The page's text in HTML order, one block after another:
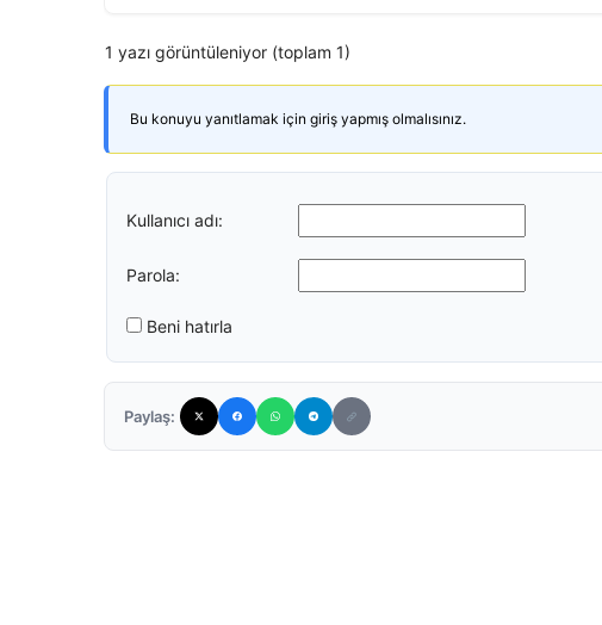
1 yazı görüntüleniyor (toplam 1)
Bu konuyu yanıtlamak için giriş yapmış olmalısınız.
Kullanıcı adı:
Parola:
Beni hatırla
Paylaş: